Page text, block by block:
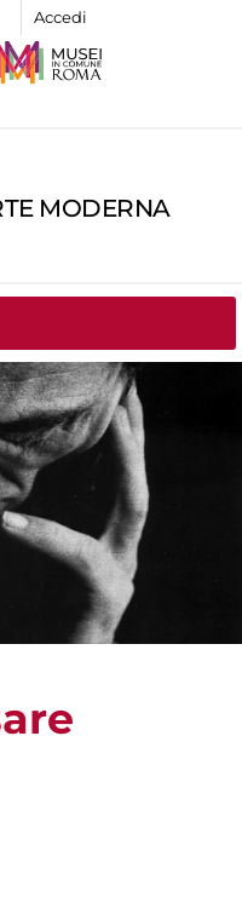
Accedi
MODERNA